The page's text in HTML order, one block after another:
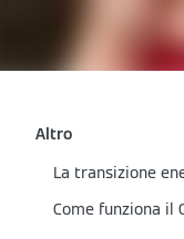
Altro
La transizione
Come funziona il